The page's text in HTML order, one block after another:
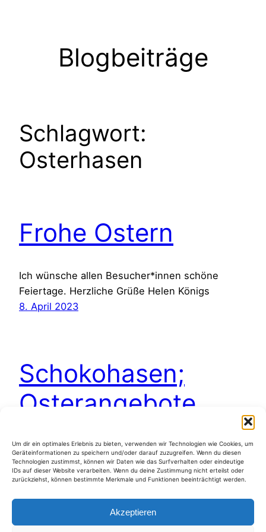
Um dir ein optimales Erlebnis zu bieten, verwenden wir Technologien wie Cookies, um
Geräteinformationen zu speichern und/oder darauf zuzugreifen. Wenn du diesen
Technologien zustimmst, können wir Daten wie das Surfverhalten oder eindeutige
IDs auf dieser Website verarbeiten. Wenn du deine Zustimmung nicht erteilst oder
zurückziehst, können bestimmte Merkmale und Funktionen beeinträchtigt werden.
Akzeptieren
Blogbeiträge
Schlagwort:
Osterhasen
Frohe Ostern
Ich wünsche allen Besucher*innen schöne
Feiertage. Herzliche Grüße Helen Königs
8. April 2023
Schokohasen;
Osterangebote
a 15 x 15 cm, Acryl auf Pizzakarton
Verkauf/Sale
18. März 2013